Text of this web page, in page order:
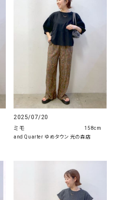
2025/07/20
ミモ
and Quarter ゆめタウン 光の森店
158cm